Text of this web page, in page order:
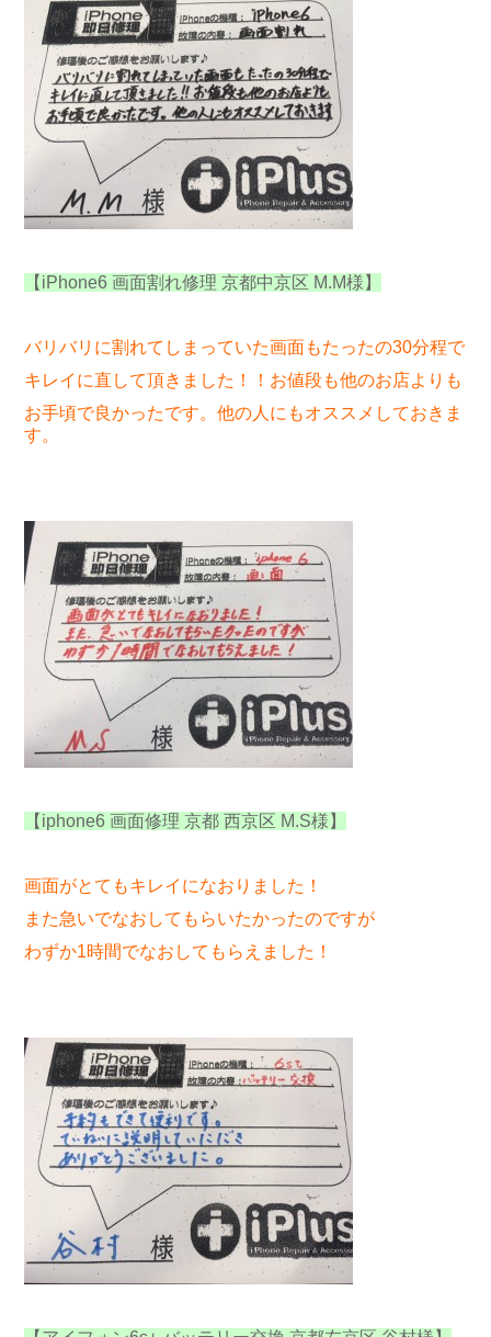
【iPhone6 画面割れ修理 京都中京区 M.M様】
バリバリに割れてしまっていた画面もたったの30分程で
キレイに直して頂きました！！お値段も他のお店よりも
お手頃で良かったです。他の人にもオススメしておきま
す。
【iphone6 画面修理 京都 西京区 M.S様】
画面がとてもキレイになおりました！
また急いでなおしてもらいたかったのですが
わずか1時間でなおしてもらえました！